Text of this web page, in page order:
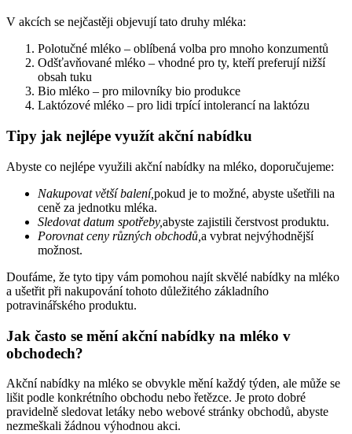
V akcích se nejčastěji objevují tato druhy mléka:
Polotučné mléko – oblíbená volba pro mnoho konzumentů
Odšťavňované mléko – vhodné pro ty, kteří preferují nižší
obsah tuku
Bio mléko – pro milovníky bio produkce
Laktózové mléko – pro lidi trpící intolerancí na laktózu
Tipy jak nejlépe využít akční nabídku
Abyste co nejlépe využili akční nabídky na mléko, doporučujeme:
Nakupovat větší balení,pokud je to možné, abyste ušetřili na
ceně za jednotku mléka.
Sledovat datum spotřeby,abyste zajistili čerstvost produktu.
Porovnat ceny různých obchodů, a vybrat nejvýhodnější
možnost.
Doufáme, že tyto tipy vám pomohou najít skvělé nabídky na mléko
a ušetřit při nakupování tohoto důležitého základního
potravinářského produktu.
Jak často se mění akční nabídky na mléko v
obchodech?
Akční nabídky na mléko se obvykle mění každý týden, ale může se
lišit podle konkrétního obchodu nebo řetězce. Je proto dobré
pravidelně sledovat letáky nebo webové stránky obchodů, abyste
nezmeškali žádnou výhodnou akci.